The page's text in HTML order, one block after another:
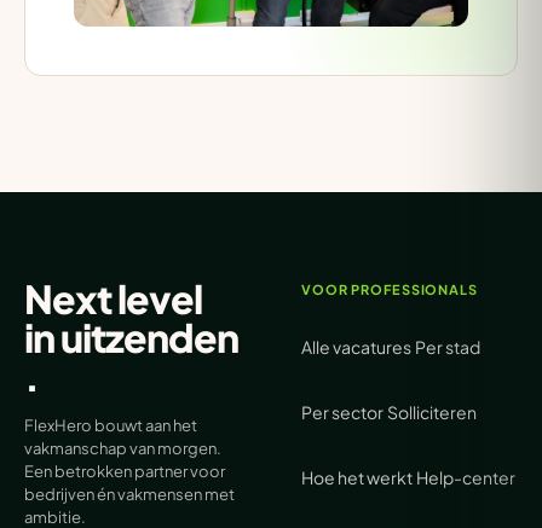
Next level
inuitzenden
.
FlexHero bouwt aan het
vakmanschap van morgen.
Een betrokken partner voor
bedrijven én vakmensen met
ambitie.
VOOR PROFESSIONALS
Alle vacatures Per stad
Per sector Solliciteren
Hoe het werkt Help-center